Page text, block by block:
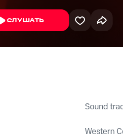
СЛУШАТЬ
Sound
Western